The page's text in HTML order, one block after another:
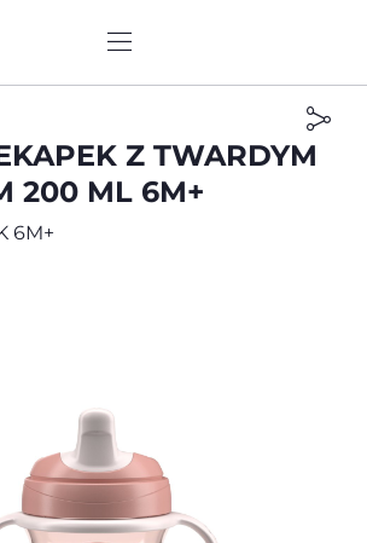
Z TWARDYM
200 ML 6M+
6M+